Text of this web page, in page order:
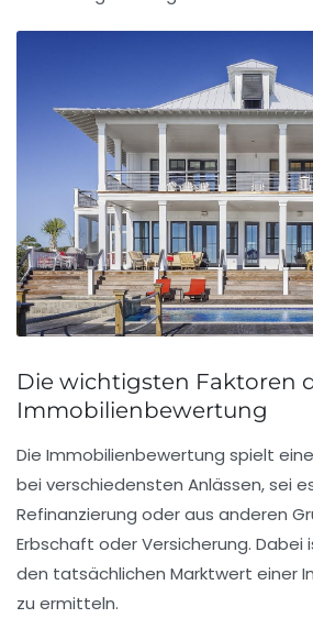
Die wichtigsten Faktoren
Immobilienbewertung
Die Immobilienbewertung spielt
bei verschiedensten Anlässen, sei
Refinanzierung oder aus anderen
Erbschaft oder Versicherung.
den tatsächlichen Marktwert einer
zu ermitteln.